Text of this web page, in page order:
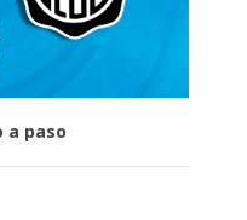
a paso